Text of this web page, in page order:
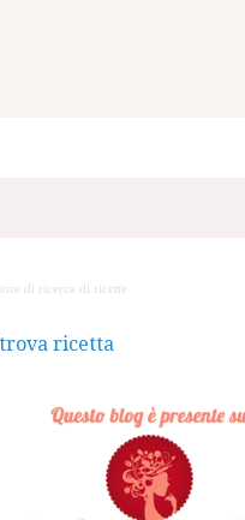
di ricerca di ricette